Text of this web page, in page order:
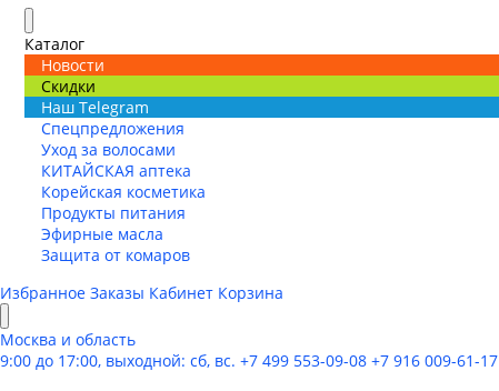
Каталог
Новости
Скидки
Наш Telegram
Спецпредложения
Уход за волосами
КИТАЙСКАЯ аптека
Корейская косметика
Продукты питания
Эфирные масла
Защита от комаров
Избранное Заказы Кабинет Корзина
Москва и область
9:00 до 17:00, выходной: сб, вс. +7 499 553-09-08 +7 916 009-61-17